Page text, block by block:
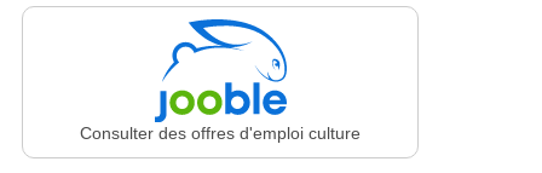
Consulter des offres d'emploi culture